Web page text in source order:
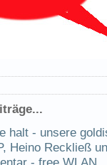
halt - unsere
Heino Reckließ
- free WLAN